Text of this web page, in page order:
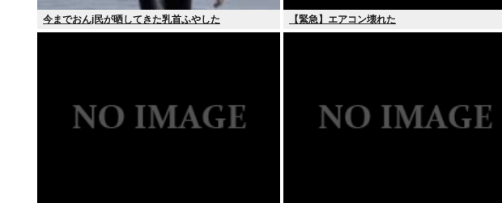
今までおんj民が晒してきた乳首ふやした 【緊急】エアコン壊れた